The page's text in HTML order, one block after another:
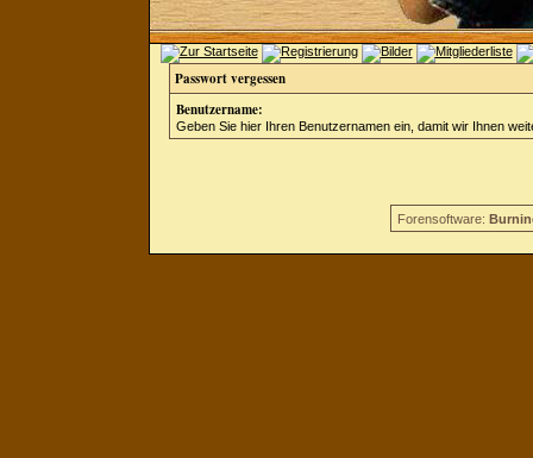
Passwort vergessen
Benutzername:
Geben Sie hier Ihren Benutzernamen ein, damit wir Ihnen
Forensoftware: